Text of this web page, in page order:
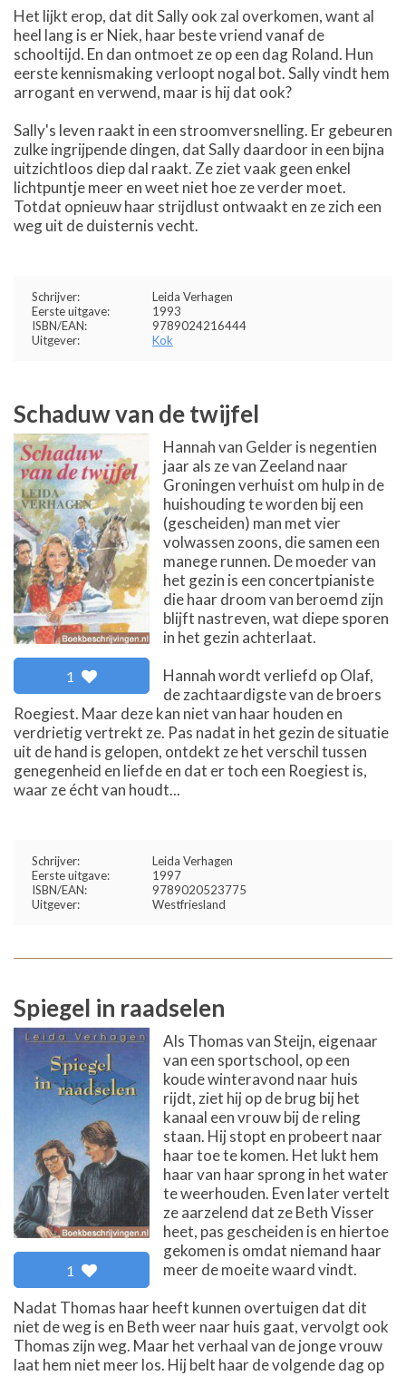
Het lijkt erop, dat dit Sally ook zal overkomen, want al
heel lang is er Niek, haar beste vriend vanaf de
schooltijd. En dan ontmoet ze op een dag Roland. Hun
eerste kennismaking verloopt nogal bot. Sally vindt hem
arrogant en verwend, maar is hij dat ook?
Sally's leven raakt in een stroomversnelling. Er gebeuren
zulke ingrijpende dingen, dat Sally daardoor in een bijna
uitzichtloos diep dal raakt. Ze ziet vaak geen enkel
lichtpuntje meer en weet niet hoe ze verder moet.
Totdat opnieuw haar strijdlust ontwaakt en ze zich een
weg uit de duisternis vecht.
Schrijver:
Leida Verhagen
Eerste uitgave:
1993
ISBN/EAN:
9789024216444
Uitgever:
Kok
Schaduw van de twijfel
1
Hannah van Gelder is negentien
jaar als ze van Zeeland naar
Groningen verhuist om hulp in de
huishouding te worden bij een
(gescheiden) man met vier
volwassen zoons, die samen een
manege runnen. De moeder van
het gezin is een concertpianiste
die haar droom van beroemd zijn
blijft nastreven, wat diepe sporen
in het gezin achterlaat.
Hannah wordt verliefd op Olaf,
de zachtaardigste van de broers
Roegiest. Maar deze kan niet van haar houden en
verdrietig vertrekt ze. Pas nadat in het gezin de situatie
uit de hand is gelopen, ontdekt ze het verschil tussen
genegenheid en liefde en dat er toch een Roegiest is,
waar ze écht van houdt...
Schrijver:
Leida Verhagen
Eerste uitgave:
1997
ISBN/EAN:
9789020523775
Uitgever:
Westfriesland
Spiegel in raadselen
1
Als Thomas van Steijn, eigenaar
van een sportschool, op een
koude winteravond naar huis
rijdt, ziet hij op de brug bij het
kanaal een vrouw bij de reling
staan. Hij stopt en probeert naar
haar toe te komen. Het lukt hem
haar van haar sprong in het water
te weerhouden. Even later vertelt
ze aarzelend dat ze Beth Visser
heet, pas gescheiden is en hiertoe
gekomen is omdat niemand haar
meer de moeite waard vindt.
Nadat Thomas haar heeft kunnen overtuigen dat dit
niet de weg is en Beth weer naar huis gaat, vervolgt ook
Thomas zijn weg. Maar het verhaal van de jonge vrouw
laat hem niet meer los. Hij belt haar de volgende dag op